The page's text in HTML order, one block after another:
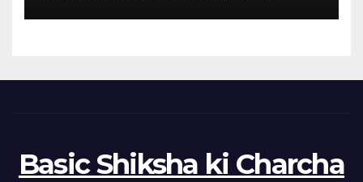
Basic Shiksha ki Charcha